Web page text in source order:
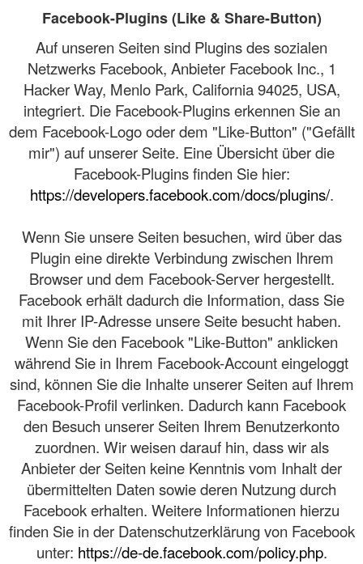
Facebook-Plugins (Like & Share-Button)
Auf unseren Seiten sind Plugins des sozialen
Netzwerks Facebook, Anbieter Facebook Inc., 1
Hacker Way, Menlo Park, California 94025, USA,
integriert. Die Facebook-Plugins erkennen Sie an
dem Facebook-Logo oder dem "Like-Button" ("Gefällt
mir") auf unserer Seite. Eine Übersicht über die
Facebook-Plugins finden Sie hier:
https://developers.facebook.com/docs/plugins/.
Wenn Sie unsere Seiten besuchen, wird über das
Plugin eine direkte Verbindung zwischen Ihrem
Browser und dem Facebook-Server hergestellt.
Facebook erhält dadurch die Information, dass Sie
mit Ihrer IP-Adresse unsere Seite besucht haben.
Wenn Sie den Facebook "Like-Button" anklicken
während Sie in Ihrem Facebook-Account eingeloggt
sind, können Sie die Inhalte unserer Seiten auf Ihrem
Facebook-Profil verlinken. Dadurch kann Facebook
den Besuch unserer Seiten Ihrem Benutzerkonto
zuordnen. Wir weisen darauf hin, dass wir als
Anbieter der Seiten keine Kenntnis vom Inhalt der
übermittelten Daten sowie deren Nutzung durch
Facebook erhalten. Weitere Informationen hierzu
finden Sie in der Datenschutzerklärung von Facebook
unter: https://de-de.facebook.com/policy.php.